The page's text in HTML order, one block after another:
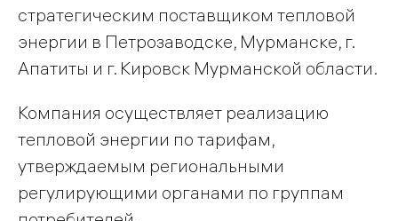
стратегическим поставщиком тепловой
энергии в Петрозаводске, Мурманске, г.
Апатиты и г. Кировск Мурманской области.
Компания осуществляет реализацию
тепловой энергии по тарифам,
утверждаемым региональными
регулирующими органами по группам